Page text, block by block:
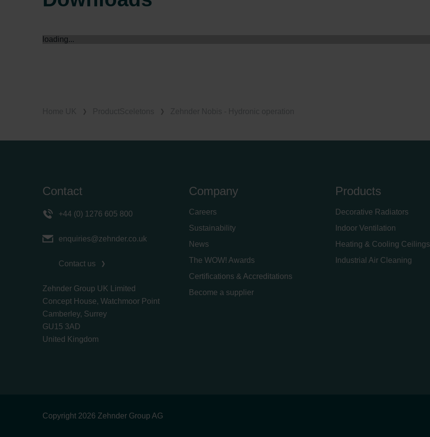
loading...
Contact
+44 (0) 1276 605 800
enquiries@zehnder.co.uk
Contact us
Zehnder Group UK Limited
Concept House, Watchmoor Point
Camberley, Surrey
GU15 3AD
​​​​​​​United Kingdom
Company
Careers
Sustainability
News
The WOW! Awards
Certifications & Accreditations
Become a supplier
Products
Decorative Radiators
Indoor Ventilation
Heating & Cooling Ceilings
Industrial Air Cleaning
Copyright 2026 Zehnder Group AG